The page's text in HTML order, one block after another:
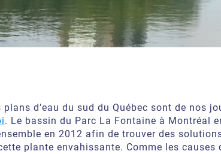
plans d’eau du sud du Québec sont de nos
. Le bassin du Parc La Fontaine à Montréal
en 2012 afin de trouver des
plante envahissante. Comme les causes